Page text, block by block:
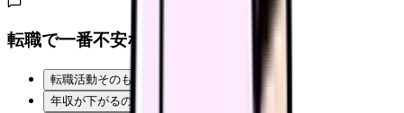
転職で一番不安なことは？
転職活動そのものが不安
年収が下がるのが怖い